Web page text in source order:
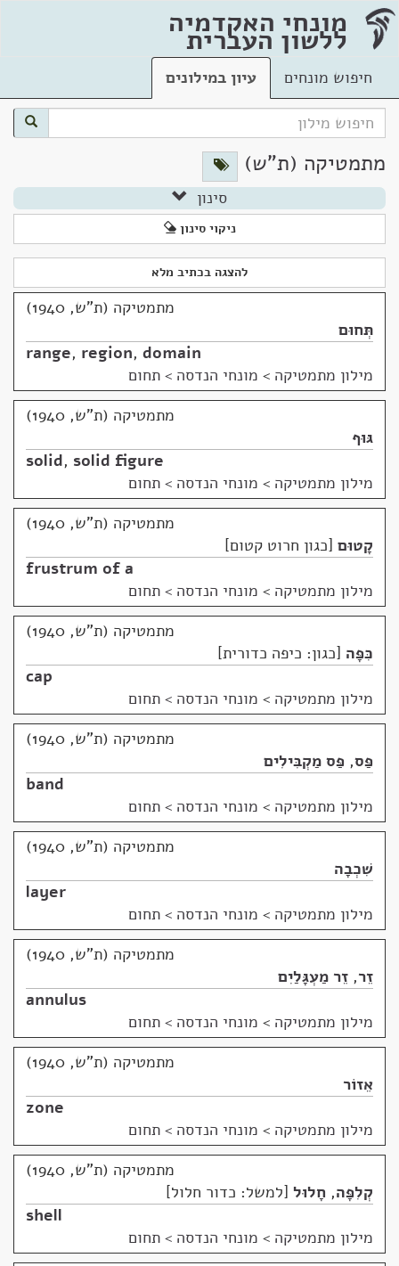
מונחי האקדמיה
ללשון העברית
חיפוש מונחים עיון במילונים
מתמטיקה (ת"ש)
סינון
ניקוי סינון
להצגה בכתיב מלא
מתמטיקה (ת"ש, 1940)
תְּחוּם
range, region, domain
מילון מתמטיקה > מונחי הנדסה > תחום
מתמטיקה (ת"ש, 1940)
גּוּף
solid, solid figure
מילון מתמטיקה > מונחי הנדסה > תחום
מתמטיקה (ת"ש, 1940)
קָטוּם כגון חרוט קטום
frustrum of a
מילון מתמטיקה > מונחי הנדסה > תחום
מתמטיקה (ת"ש, 1940)
כִּפָּה כגון: כיפה כדורית
cap
מילון מתמטיקה > מונחי הנדסה > תחום
מתמטיקה (ת"ש, 1940)
פַּס, פַּס מַקְבִּילִים
band
מילון מתמטיקה > מונחי הנדסה > תחום
מתמטיקה (ת"ש, 1940)
שִׁכְבָה
layer
מילון מתמטיקה > מונחי הנדסה > תחום
מתמטיקה (ת"ש, 1940)
זֵר, זֵר מַעְגָּלַיִם
annulus
מילון מתמטיקה > מונחי הנדסה > תחום
מתמטיקה (ת"ש, 1940)
אֵזוֹר
zone
מילון מתמטיקה > מונחי הנדסה > תחום
מתמטיקה (ת"ש, 1940)
קְלִפָּה, חָלוּל למשל: כדור חלול
shell
מילון מתמטיקה > מונחי הנדסה > תחום